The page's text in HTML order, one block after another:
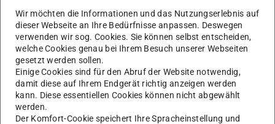
Radionuclide Production
27 to May
31
Belgium
EURORIB 2024
June 2 to
7
Belgium
Fifth International Workshop on
„State of the Art in Nuclear Cluster
June 9 to
Island,
Wir möchten die Informationen und das Nutzungserlebnis auf
dieser Webseite an Ihre Bedürfnisse anpassen. Deswegen
verwenden wir sog. Cookies. Sie können selbst entscheiden,
welche Cookies genau bei Ihrem Besuch unserer Webseiten
gesetzt werden sollen.
Einige Cookies sind für den Abruf der Website notwendig,
damit diese auf Ihrem Endgerät richtig anzeigen werden
kann. Diese essentiellen Cookies können nicht abgewählt
werden.
Der Komfort-Cookie speichert Ihre Spracheinstellung und